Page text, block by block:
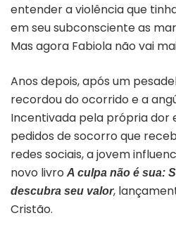
entender a violência que
em seu subconsciente as
Mas agora Fabiola não vai
Anos depois, após um
recordou do ocorrido e a
Incentivada pela própria dor
pedidos de socorro que
redes sociais, a jovem
novo livro A culpa não é sua:
descubra seu valor,
Cristão.